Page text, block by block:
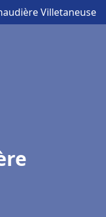
Villetaneuse